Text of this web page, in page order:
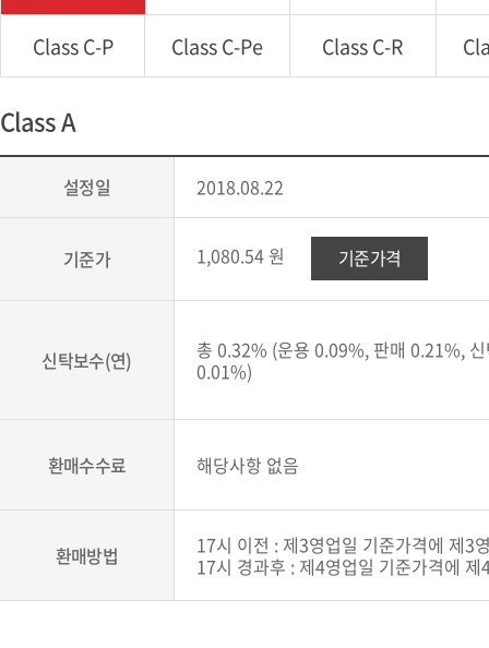
Class C-P Class C-Pe Class C-R
Class A
설정일 2018.08.22
기준가 1,080.54 원 기준가격
신탁보수(연)
총 0.32% (운용 0.09%, 판매 0.21%,
0.01%)
환매수수료 해당사항 없음
환매방법
17시 이전 : 제3영업일 기준가격에 제3
17시 경과후 : 제4영업일 기준가격에